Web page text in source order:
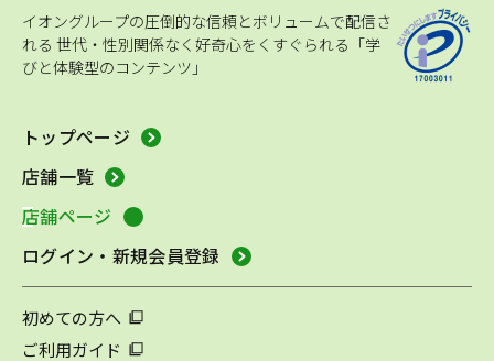
イオングループの圧倒的な信頼とボリュームで配信さ
れる 世代・性別関係なく好奇心をくすぐられる「学
びと体験型のコンテンツ」
トップページ
店舗一覧
店舗ページ
ログイン・新規会員登録
初めての方へ
ご利用ガイド